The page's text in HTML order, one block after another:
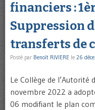
financiers :
Suppression
transferts de
Posté par Benoît RIVIERE le 26
Le Collège de l’Autorité
novembre 2022 a
06 modifiant le plan